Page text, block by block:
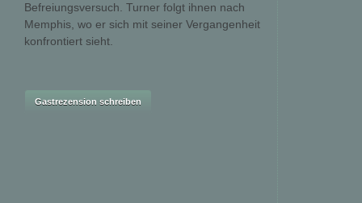
Befreiungsversuch. Turner folgt ihnen nach
Memphis, wo er sich mit seiner Vergangenheit
konfrontiert sieht.